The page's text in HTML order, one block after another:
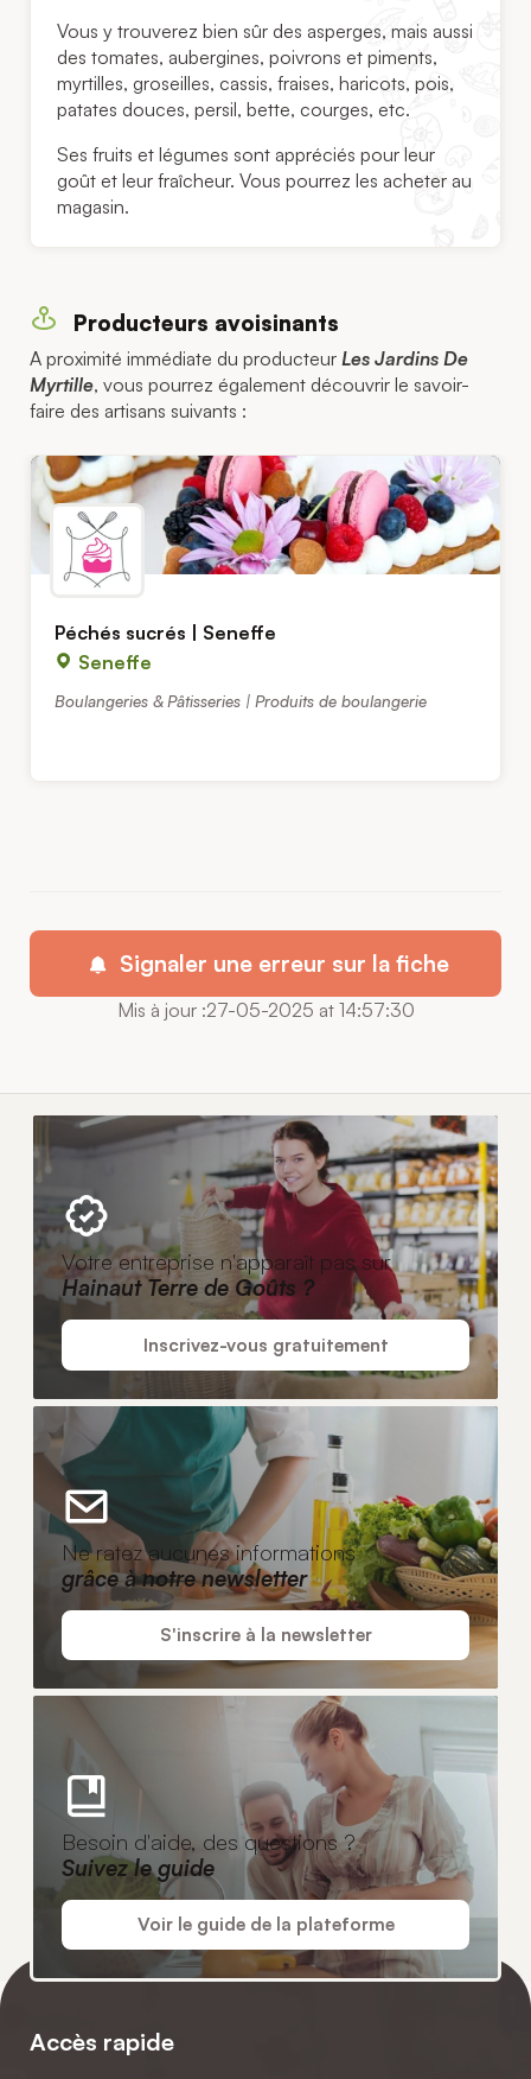
Vous y trouverez bien sûr des asperges, mais aussi
des tomates, aubergines, poivrons et piments,
myrtilles, groseilles, cassis, fraises, haricots, pois,
patates douces, persil, bette, courges, etc.
Ses fruits et légumes sont appréciés pour leur
goût et leur fraîcheur. Vous pourrez les acheter au
magasin.
Producteurs avoisinants
A proximité immédiate du producteur Les Jardins De
Myrtille, vous pourrez également découvrir le savoir-
faire des artisans suivants :
Péchés sucrés | Seneffe
Seneffe
Boulangeries & Pâtisseries | Produits de boulangerie
Signaler une erreur sur la fiche
Mis à jour :27-05-2025 at 14:57:30
Votre entreprise n'apparaît pas sur
Hainaut Terre de Goûts ?
Inscrivez-vous gratuitement
Ne ratez aucunes informations
grâce à notre newsletter
S'inscrire à la newsletter
Besoin d'aide, des questions ?
Suivez le guide
Voir le guide de la plateforme
Accès rapide